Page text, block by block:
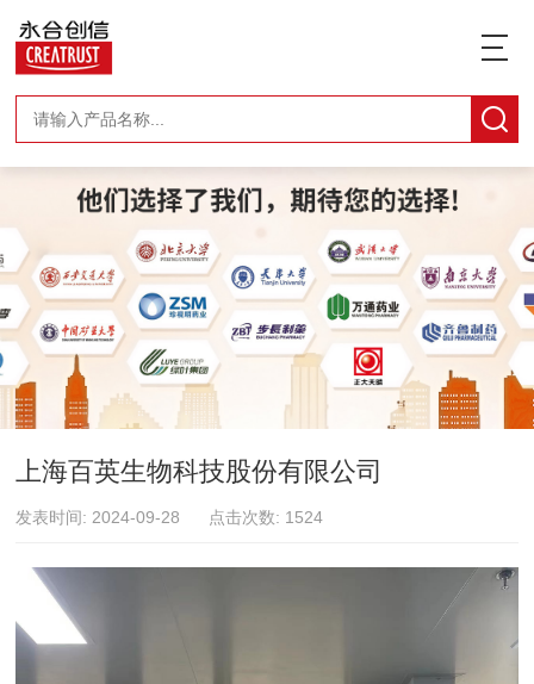
上海百英生物科技股份有限公司
发表时间: 2024-09-28 点击次数: 1524